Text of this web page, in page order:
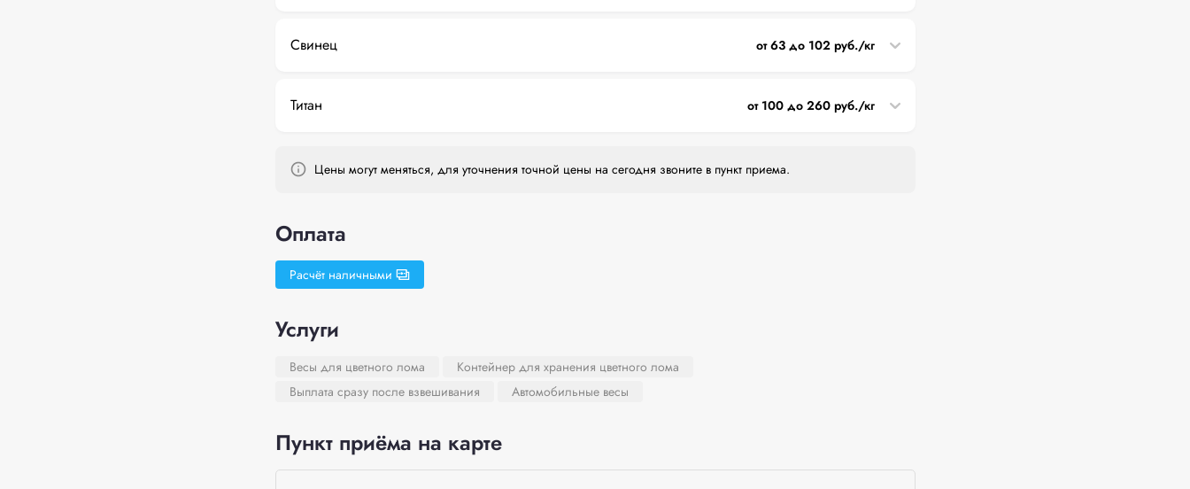
Свинец от 63 до 102 руб./кг
Титан от 100 до 260 руб./кг
Цены могут меняться, для уточнения точной цены на сегодня звоните в пункт приема.
Оплата
Расчёт наличными
Услуги
Весы для цветного лома
Контейнер для хранения цветного лома
Выплата сразу после взвешивания
Автомобильные весы
Пункт приёма на карте